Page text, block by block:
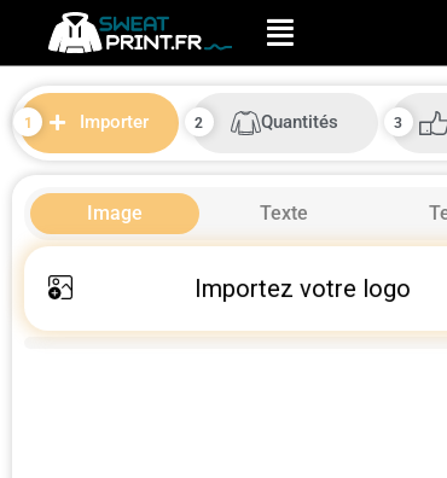
Importer Quantités
Image Texte
Importez votre logo